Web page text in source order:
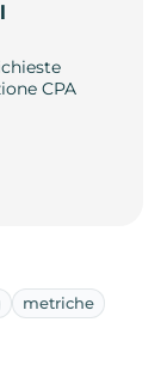
CPA
metriche